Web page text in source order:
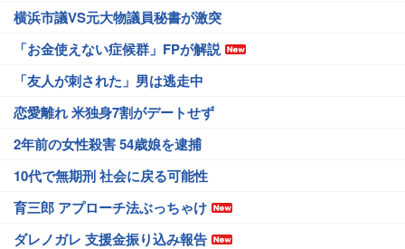
横浜市議VS元大物議員秘書が激突
「お金使えない症候群」FPが解説
「友人が刺された」男は逃走中
恋愛離れ 米独身7割がデートせず
2年前の女性殺害 54歳娘を逮捕
10代で無期刑 社会に戻る可能性
育三郎 アプローチ法ぶっちゃけ
ダレノガレ 支援金振り込み報告